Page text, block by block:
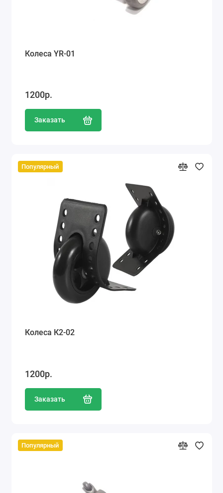
Колеса YR-01
1200р.
Заказать
Популярный
Колеса К2-02
1200р.
Заказать
Популярный